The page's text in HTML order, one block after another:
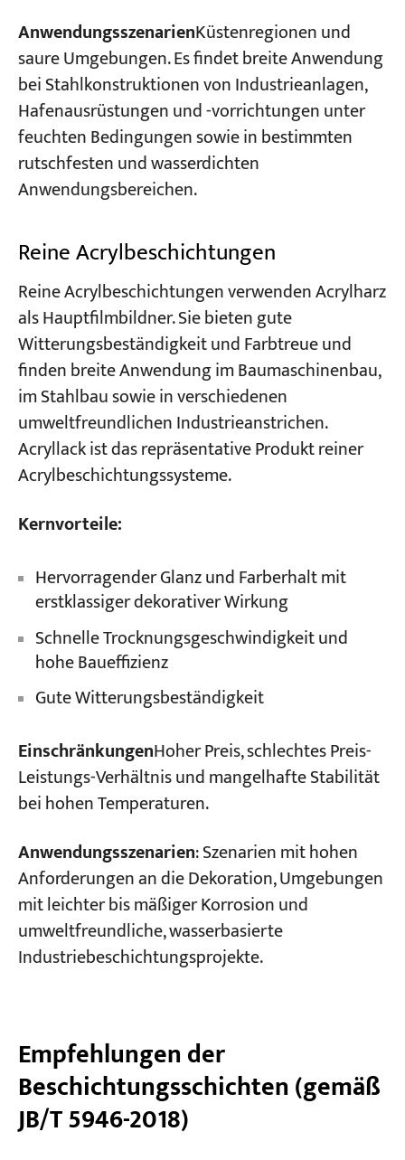
AnwendungsszenarienKüstenregionen und
saure Umgebungen. Es findet breite Anwendung
bei Stahlkonstruktionen von Industrieanlagen,
Hafenausrüstungen und -vorrichtungen unter
feuchten Bedingungen sowie in bestimmten
rutschfesten und wasserdichten
Anwendungsbereichen.
Reine Acrylbeschichtungen
Reine Acrylbeschichtungen verwenden Acrylharz
als Hauptfilmbildner. Sie bieten gute
Witterungsbeständigkeit und Farbtreue und
finden breite Anwendung im Baumaschinenbau,
im Stahlbau sowie in verschiedenen
umweltfreundlichen Industrieanstrichen.
Acryllack ist das repräsentative Produkt reiner
Acrylbeschichtungssysteme.
Kernvorteile:
Hervorragender Glanz und Farberhalt mit
erstklassiger dekorativer Wirkung
Schnelle Trocknungsgeschwindigkeit und
hohe Baueffizienz
Gute Witterungsbeständigkeit
EinschränkungenHoher Preis, schlechtes Preis-
Leistungs-Verhältnis und mangelhafte Stabilität
bei hohen Temperaturen.
Anwendungsszenarien: Szenarien mit hohen
Anforderungen an die Dekoration, Umgebungen
mit leichter bis mäßiger Korrosion und
umweltfreundliche, wasserbasierte
Industriebeschichtungsprojekte.
Empfehlungen der
Beschichtungsschichten (gemäß
JB/T 5946-2018)